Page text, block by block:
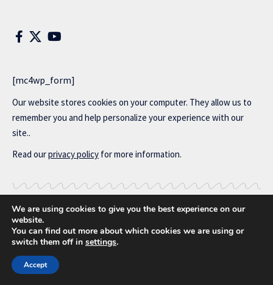
[mc4wp_form]
Our website stores cookies on your computer. They allow us to
remember you and help personalize your experience with our
site..
Read ourprivacy policy for more information.
Copyright © 2014-2025 MonoGramSK. All Rights Reserved.
We are using cookies to give you the best experience on our
website.
You can find out more about which cookies we are using or
switch them off in settings.
Accept